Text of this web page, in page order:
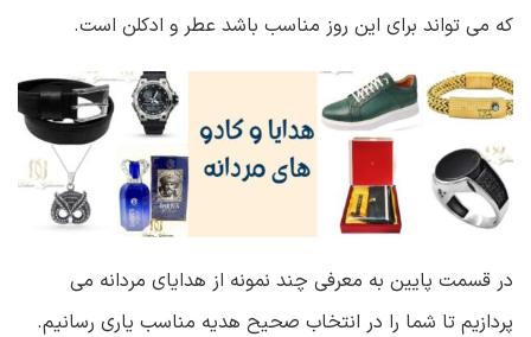
که می تواند برای این روز مناسب باشد عطر و ادکلن است.
در قسمت پایین به معرفی چند نمونه از هدایای مردانه می
پردازیم تا شما را در انتخاب صحیح هدیه مناسب یاری رسانیم.